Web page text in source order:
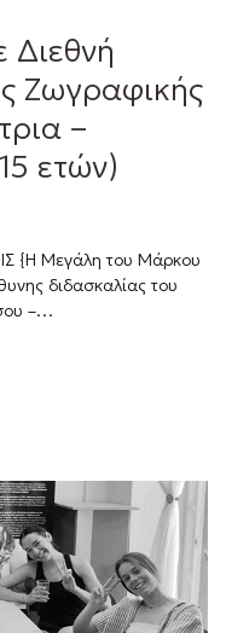
Διεθνή
Ζωγραφικής
–
ετών)
{Η Μεγάλη του Μάρκου
διδασκαλίας του
–…